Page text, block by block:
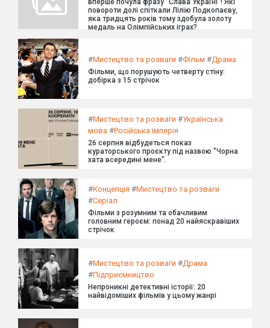
повороти долі спіткали Лілію Подкопаєву,
яка тридцять років тому здобула золоту
медаль на Олімпійських іграх?
#Мистецтво та розваги #Фільм #Драма
Фільми, що порушують четверту стіну:
добірка з 15 стрічок
#Мистецтво та розваги #Українська
мова #Російська імперія
26 серпня відбудеться показ
кураторського проєкту під назвою "Чорна
хата всередині мене".
#Концепція #Мистецтво та розваги
#Серіал
Фільми з розумним та обачливим
головним героєм: понад 20 найяскравіших
стрічок
#Мистецтво та розваги #Драма
#Підприємництво
Непроникні детективні історії: 20
найвідоміших фільмів у цьому жанрі